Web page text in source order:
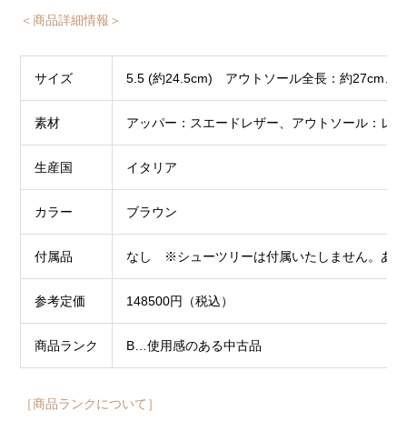
＜商品詳細情報＞
サイズ 5.5 (約24.5cm) アウトソール全長：約27cm
素材 アッパー：スエードレザー、アウトソール：レ
生産国 イタリア
カラー ブラウン
付属品 なし ※シューツリーは付属いたしません。あら
参考定価 148500円（税込）
商品ランク B…使用感のある中古品
［商品ランクについて］